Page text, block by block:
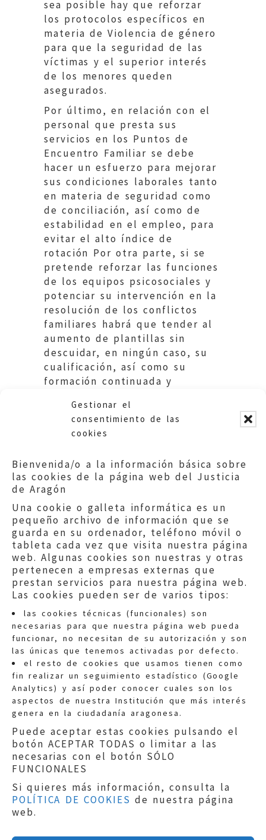
Gestionar el
consentimiento de las
cookies
Bienvenida/o a la información básica sobre
las cookies de la página web del Justicia
de Aragón
Una cookie o galleta informática es un
pequeño archivo de información que se
guarda en su ordenador, teléfono móvil o
tableta cada vez que visita nuestra página
web. Algunas cookies son nuestras y otras
pertenecen a empresas externas que
prestan servicios para nuestra página web.
Las cookies pueden ser de varios tipos:
las cookies técnicas (funcionales) son
necesarias para que nuestra página web pueda
funcionar, no necesitan de su autorización y son
las únicas que tenemos activadas por defecto.
el resto de cookies que usamos tienen como
fin realizar un seguimiento estadístico (Google
Analytics) y así poder conocer cuales son los
aspectos de nuestra Institución que más interés
genera en la ciudadanía aragonesa.
Puede aceptar estas cookies pulsando el
botón ACEPTAR TODAS o limitar a las
necesarias con el botón SÓLO
FUNCIONALES
Si quieres más información, consulta la
POLÍTICA DE COOKIES de nuestra página
web.
sea posible hay que reforzar
los protocolos específicos en
materia de Violencia de género
para que la seguridad de las
víctimas y el superior interés
de los menores queden
asegurados.
Por último, en relación con el
personal que presta sus
servicios en los Puntos de
Encuentro Familiar se debe
hacer un esfuerzo para mejorar
sus condiciones laborales tanto
en materia de seguridad como
de conciliación, así como de
estabilidad en el empleo, para
evitar el alto índice de
rotación Por otra parte, si se
pretende reforzar las funciones
de los equipos psicosociales y
potenciar su intervención en la
resolución de los conflictos
familiares habrá que tender al
aumento de plantillas sin
descuidar, en ningún caso, su
cualificación, así como su
formación continuada y
formación en violencia de
género para poder dar
respuesta adecuada a las
estos supuestos conllevan.
Quejas:quejas@eljusticiadearagon.es
Información general:
informacion@eljusticiadearagon.es
Teléfonos:900 210 210/
Aviso legal|Política de privacidad|
Protección de Datos